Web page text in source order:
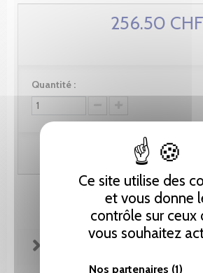
Ce site utilise des
et vous donne
contrôle sur ceux
vous souhaitez
Nos partenaires (1)
256.50 CHF
Quantité :
Ajouter au panier